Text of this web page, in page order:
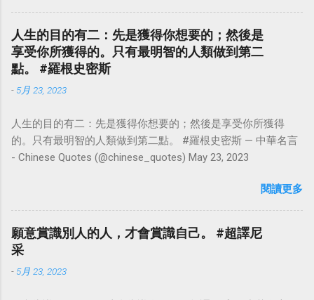
華名言 - Chinese Quotes (@chinese_quotes) May 23, 2023
人生的目的有二：先是獲得你想要的；然後是
享受你所獲得的。只有最明智的人類做到第二
點。 #羅根史密斯
- 5月 23, 2023
人生的目的有二：先是獲得你想要的；然後是享受你所獲得
的。只有最明智的人類做到第二點。 #羅根史密斯 — 中華名言
- Chinese Quotes (@chinese_quotes) May 23, 2023
閱讀更多
願意賞識別人的人，才會賞識自己。 #超譯尼
采
- 5月 23, 2023